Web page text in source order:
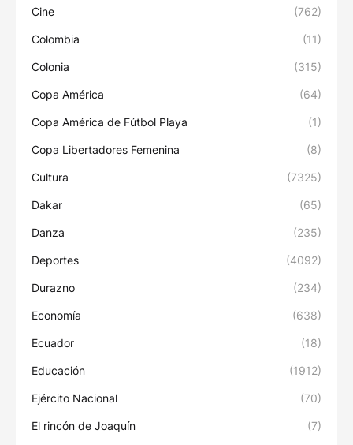
Cine (762)
Colombia (11)
Colonia (315)
Copa América (64)
Copa América de Fútbol Playa (1)
Copa Libertadores Femenina (8)
Cultura (7325)
Dakar (65)
Danza (235)
Deportes (4092)
Durazno (234)
Economía (638)
Ecuador (18)
Educación (1912)
Ejército Nacional (70)
El rincón de Joaquín (7)